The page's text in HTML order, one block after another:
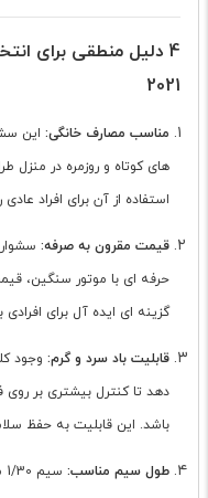
2021
مناسب مصارف خانگی: این
های کوتاه و روزمره در
استفاده از آن برای افراد
قیمت مقرون به صرفه:
حرفه ای با موتور سنگین،
گزینه ای ایده آل برای
قابلیت باد سرد و گرم: وجود
دهد تا کنترل بیشتری بر
باشد. این قابلیت به حفظ
طول سیم مناسب: